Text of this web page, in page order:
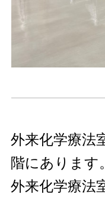
外来化学療法
階にあります。
外来化学療法